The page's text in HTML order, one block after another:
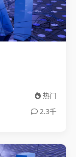
热门
2.3千